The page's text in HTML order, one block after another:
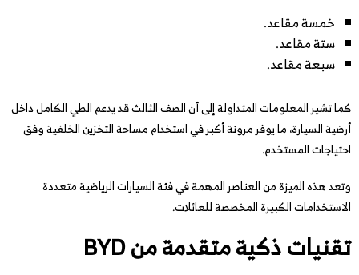
خمسة مقاعد.
ستة مقاعد.
سبعة مقاعد.
كما تشير المعلومات المتداولة إلى أن الصف الثالث قد يدعم الطي الكامل داخل
أرضية السيارة، ما يوفر مرونة أكبر في استخدام مساحة التخزين الخلفية وفق
احتياجات المستخدم.
وتعد هذه الميزة من العناصر المهمة في فئة السيارات الرياضية متعددة
الاستخدامات الكبيرة المخصصة للعائلات.
تقنيات ذكية متقدمة من BYD